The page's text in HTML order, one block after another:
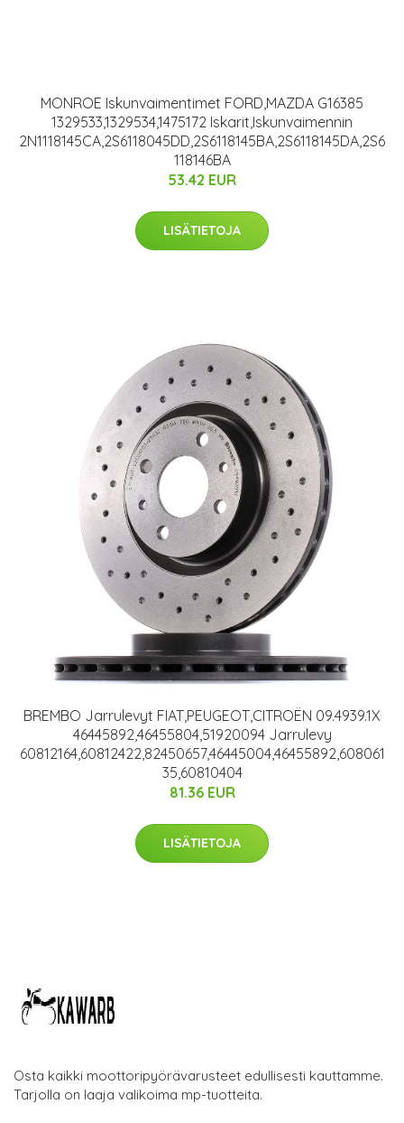
MONROE Iskunvaimentimet FORD,MAZDA G16385
1329533,1329534,1475172 Iskarit,Iskunvaimennin
2N1118145CA,2S6118045DD,2S6118145BA,2S6118145DA,2S6
118146BA
53.42 EUR
LISÄTIETOJA
BREMBO Jarrulevyt FIAT,PEUGEOT,CITROËN 09.4939.1X
46445892,46455804,51920094 Jarrulevy
60812164,60812422,82450657,46445004,46455892,608061
35,60810404
81.36 EUR
LISÄTIETOJA
Osta kaikki moottoripyörävarusteet edullisesti kauttamme.
Tarjolla on laaja valikoima mp-tuotteita.